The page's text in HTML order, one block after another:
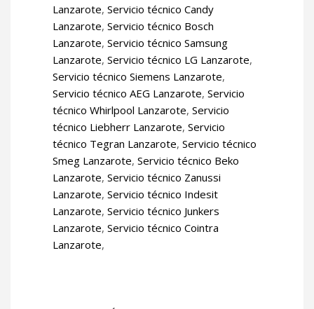
Lanzarote, Servicio técnico Candy
Lanzarote, Servicio técnico Bosch
Lanzarote, Servicio técnico Samsung
Lanzarote, Servicio técnico LG Lanzarote,
Servicio técnico Siemens Lanzarote,
Servicio técnico AEG Lanzarote, Servicio
técnico Whirlpool Lanzarote, Servicio
técnico Liebherr Lanzarote, Servicio
técnico Tegran Lanzarote, Servicio técnico
Smeg Lanzarote, Servicio técnico Beko
Lanzarote, Servicio técnico Zanussi
Lanzarote, Servicio técnico Indesit
Lanzarote, Servicio técnico Junkers
Lanzarote, Servicio técnico Cointra
Lanzarote,